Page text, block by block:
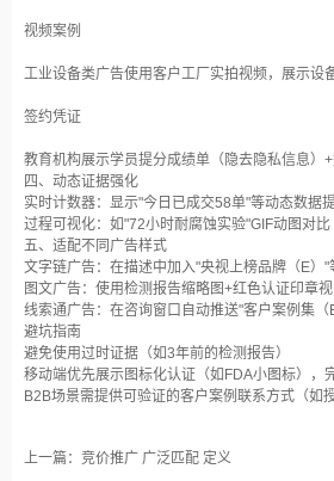
视频案例‌
工业设备类广告使用客户工厂实拍视频，展示设
签约凭证‌
教育机构展示学员提分成绩单（隐去隐私信息）
四、动态证据强化‌
实时计数器‌：显示"今日已成交58单"等动态数据
过程可视化‌：如"72小时耐腐蚀实验"GIF动图对比‌
五、适配不同广告样式‌
文字链广告‌：在描述中加入"央视上榜品牌（E）"
图文广告‌：使用检测报告缩略图+红色认证印章
线索通广告‌：在咨询窗口自动推送"客户案例集（
避坑指南‌
避免使用过时证据（如3年前的检测报告）‌
移动端优先展示图标化认证（如FDA小图标），
B2B场景需提供可验证的客户案例联系方式（如
上一篇：竞价推广 广泛匹配 定义